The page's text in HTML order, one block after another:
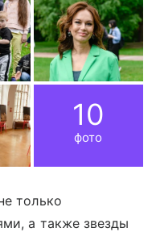
10
фото
только
а также звезды